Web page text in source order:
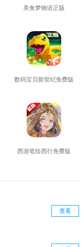
美食梦物语正版
数码宝贝新世纪免费版
西游笔绘西行免费版
查看